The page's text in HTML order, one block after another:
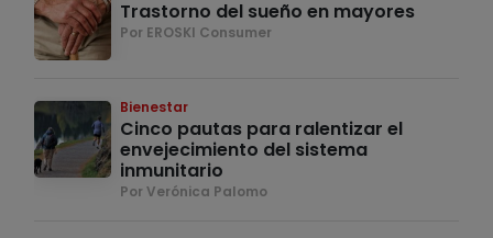
Trastorno del sueño en mayores
Por EROSKI Consumer
Bienestar
Cinco pautas para ralentizar el
envejecimiento del sistema
inmunitario
Por Verónica Palomo